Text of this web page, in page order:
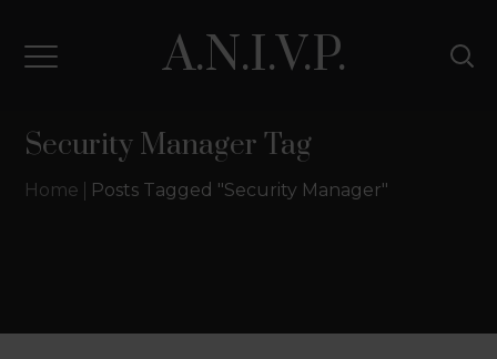
A.N.I.V.P.
Security Manager Tag
Home Posts Tagged "Security Manager"